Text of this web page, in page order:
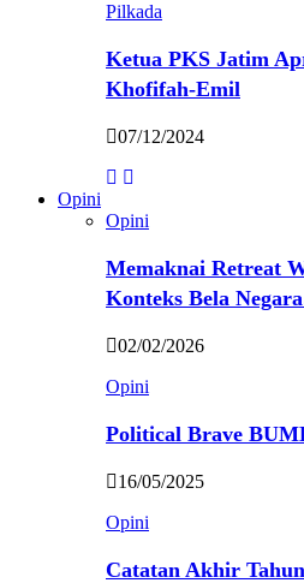
Pilkada
Ketua PKS Jatim
Khofifah-Emil
07/12/2024
Opini
Opini
Memaknai Retreat
Konteks Bela
02/02/2026
Opini
Political Brave
16/05/2025
Opini
Catatan Akhir